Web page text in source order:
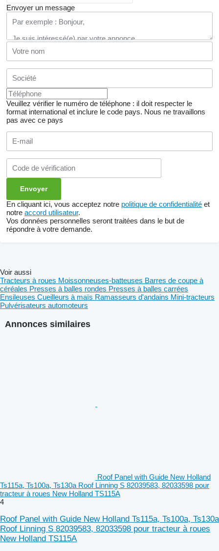
Envoyer un message
Veuillez vérifier le numéro de téléphone : il doit respecter le
format international et inclure le code pays. Nous ne travaillons
pas avec ce pays
En cliquant ici, vous acceptez notre politique de confidentialité et
notre accord utilisateur.
Vos données personnelles seront traitées dans le but de
répondre à votre demande.
Annonces similaires
Roof Panel with Guide New Holland
Ts115a, Ts100a, Ts130a Roof Linning S 82039583, 82033598 pour
tracteur à roues New Holland TS115A
4
Roof Panel with Guide New Holland Ts115a, Ts100a, Ts130a
Roof Linning S 82039583, 82033598 pour tracteur à roues
New Holland TS115A
Voir aussi
Tracteurs à roues Moissonneuses-batteuses Barres de coupe à
céréales Presses à balles rondes Presses à balles carrées
Ensileuses Cueilleurs à maïs Ramasseurs d'andains Mini-tracteurs
Pulvérisateurs automoteurs